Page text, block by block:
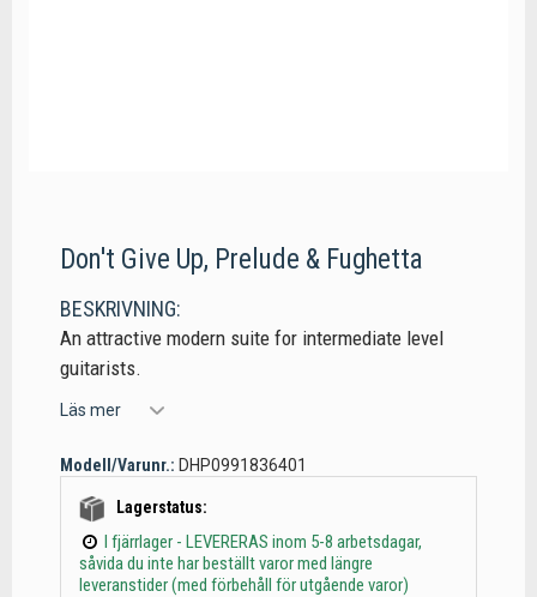
Don't Give Up, Prelude & Fughetta
BESKRIVNING:
An attractive modern suite for intermediate level
guitarists.
Läs mer
Modell/Varunr.: DHP0991836401
Lagerstatus:
I fjärrlager - LEVERERAS inom 5-8 arbetsdagar,
såvida du inte har beställt varor med längre
leveranstider (med förbehåll för utgående varor)